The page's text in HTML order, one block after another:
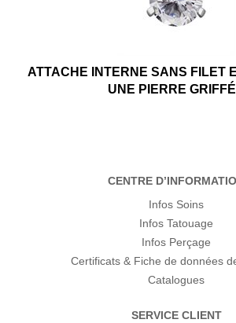
ATTACHE INTERNE SANS FILET
UNE PIERRE
CENTRE
Infos Soins
Infos Tatouage
Infos Perçage
Certificats & Fiche de données
Catalogues
SERVICE CLIENT